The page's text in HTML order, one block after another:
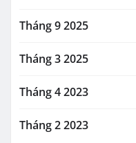
Tháng 9 2025
Tháng 3 2025
Tháng 4 2023
Tháng 2 2023